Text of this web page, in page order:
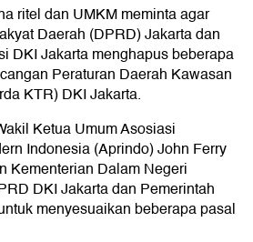
ritel dan UMKM meminta agar
Daerah (DPRD) Jakarta dan
DKI Jakarta menghapus beberapa
Peraturan Daerah Kawasan
KTR) DKI Jakarta.
Ketua Umum Asosiasi
Indonesia (Aprindo) John Ferry
Kementerian Dalam Negeri
DKI Jakarta dan Pemerintah
menyesuaikan beberapa pasal